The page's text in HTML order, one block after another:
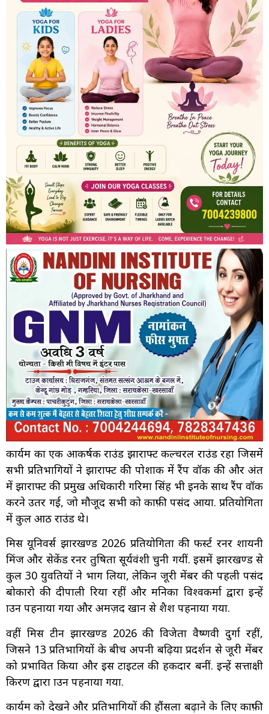
कार्यक्रम का एक आकर्षक राउंड झारक्राफ्ट कल्चरल राउंड रहा जिसमें
सभी प्रतिभागियों ने झारक्राफ्ट की पोशाक में रैंप वॉक की और अंत
में झारक्राफ्ट की प्रमुख अधिकारी गरिमा सिंह भी इनके साथ रैंप वॉक
करने उतर गई, जो मौजूद सभी को काफ़ी पसंद आया. प्रतियोगिता
में कुल आठ राउंड थे।
मिस यूनिवर्स झारखण्ड 2026 प्रतियोगिता की फर्स्ट रनर शायनी
मिंज और सेकेंड रनर तुषिता सूर्यवंशी चुनी गयीं. इसमें झारखण्ड से
कुल 30 युवतियों ने भाग लिया, लेकिन जूरी मेंबर की पहली पसंद
बोकारो की दीपाली रिया रहीं और मनिका विश्वकर्मा द्वारा इन्हें
क्राउन पहनाया गया और अमज़द खान से शैश पहनाया गया.
वहीं मिस टीन झारखण्ड 2026 की विजेता वैष्णवी दुर्गा रहीं,
जिसने 13 प्रतिभागियों के बीच अपनी बढ़िया प्रदर्शन से जूरी मेंबर
को प्रभावित किया और इस टाइटल की हकदार बनीं. इन्हें सत्ताक्षी
किरण द्वारा क्राउन पहनाया गया.
कार्यक्रम को देखने और प्रतिभागियों की हौंसला बढ़ाने के लिए काफ़ी